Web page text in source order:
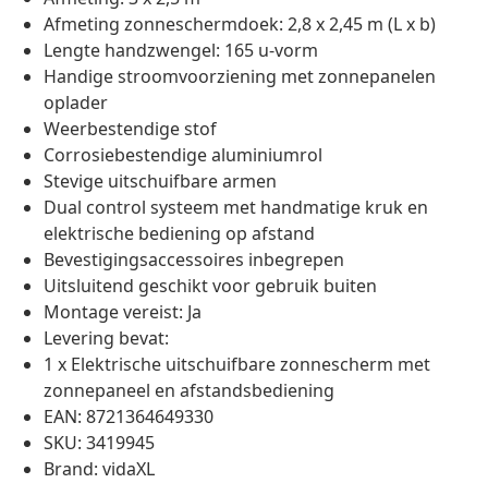
Afmeting zonneschermdoek: 2,8 x 2,45 m (L x b)
Lengte handzwengel: 165 u-vorm
Handige stroomvoorziening met zonnepanelen
oplader
Weerbestendige stof
Corrosiebestendige aluminiumrol
Stevige uitschuifbare armen
Dual control systeem met handmatige kruk en
elektrische bediening op afstand
Bevestigingsaccessoires inbegrepen
Uitsluitend geschikt voor gebruik buiten
Montage vereist: Ja
Levering bevat:
1 x Elektrische uitschuifbare zonnescherm met
zonnepaneel en afstandsbediening
EAN: 8721364649330
SKU: 3419945
Brand: vidaXL